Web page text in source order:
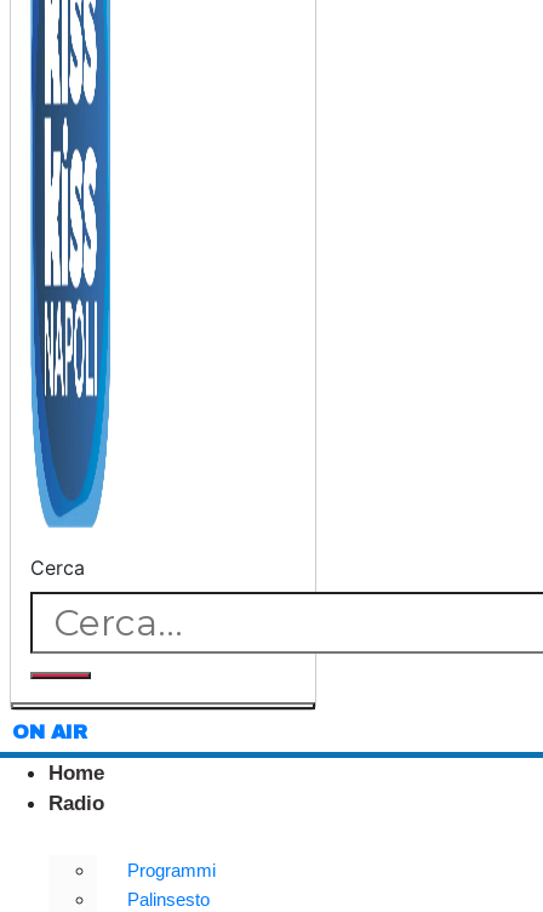
Cerca
ON AIR
Home
Radio
Programmi
Palinsesto